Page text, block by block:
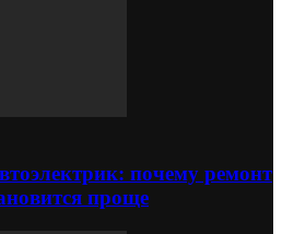
почему ремонт
проще